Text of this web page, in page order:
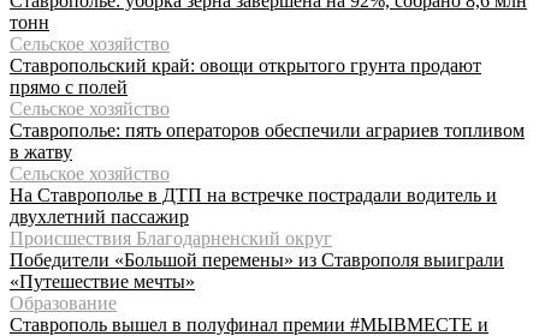
тонн
Сельское хозяйство
Ставропольский край: овощи открытого грунта продают
прямо с полей
Сельское хозяйство
Ставрополье: пять операторов обеспечили аграриев топливом
в жатву
Сельское хозяйство
На Ставрополье в ДТП на встречке пострадали водитель и
двухлетний пассажир
Происшествия Благодарненский округ
Победители «Большой перемены» из Ставрополя выиграли
«Путешествие мечты»
Образование
Ставрополь вышел в полуфинал премии #МЫВМЕСТЕ и